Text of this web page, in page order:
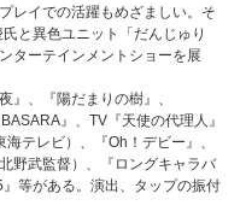
レイでの活躍もめざましい。そ
と異色ユニット「だんじゅり
ターテインメントショーを展
』、『陽だまりの樹』、
』、TV『天使の代理人』
テレビ）、『Oh！デビー』、
野武監督）、『ロングキャラバ
等がある。演出、タップの振付